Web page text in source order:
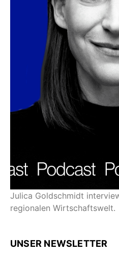
Julica Goldschmidt
regionalen Wirtschaftswelt.
UNSER NEWSLETTER